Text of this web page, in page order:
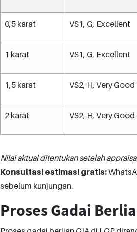
0,5 karat VS1, G, Excellent
1 karat VS1, G, Excellent
1,5 karat VS2, H, Very Good
2 karat VS2, H, Very Good
Nilai aktual ditentukan setelah
Konsultasi estimasi gratis:
sebelum kunjungan.
Proses Gadai